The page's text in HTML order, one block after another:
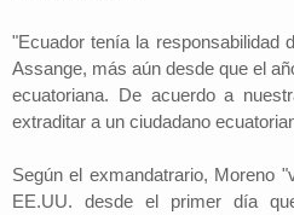
"Ecuador tenía la responsabilidad
Assange, más aún desde que el
ecuatoriana. De acuerdo a
extraditar a un ciudadano
Según el exmandatrario, Moreno
EE.UU. desde el primer día